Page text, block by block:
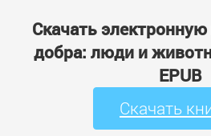
Скачать
добра: люди и
EPUB
Скачать